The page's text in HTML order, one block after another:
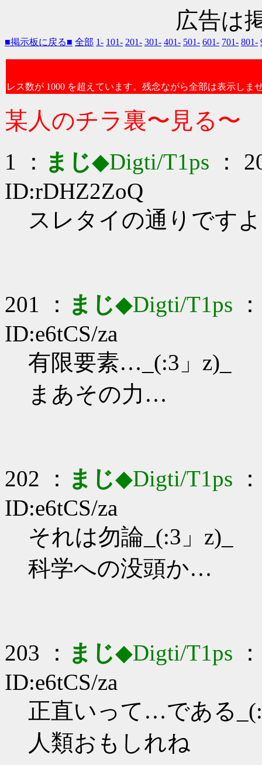
広告は
■掲示板に戻る■ 全部 1- 101- 201- 301- 401- 501- 601- 701- 801-
レス数が 1000 を超えています。残念ながら全部は表示しま
某人のチラ裏〜見る〜
1 ： まじ◆Digti/T1ps ：
ID:rDHZ2ZoQ
スレタイの通りです
201 ： まじ◆Digti/T1ps
ID:e6tCS/za
有限要素…_(:3」z)_
まあその力…
202 ： まじ◆Digti/T1ps
ID:e6tCS/za
それは勿論_(:3」z)_
科学への没頭か…
203 ： まじ◆Digti/T1ps
ID:e6tCS/za
正直いって…である
人類おもしれね